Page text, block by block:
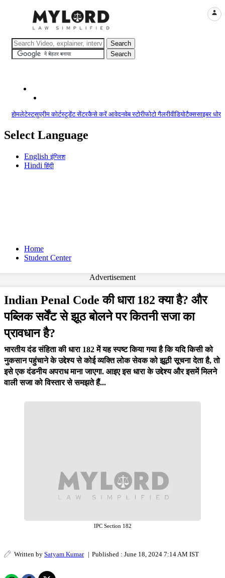
होमलेटेस्टसुप्रीम कोर्टस्टूडेंट सेंटरकैसे करें आवेदनवेब स्टोरीफोटो गैलरीवीडियोटैक्ससाइबर
Select Language
Englishइंग्लिश
Hindiहिंदी
Home
Student Center
Advertisement
Indian Penal Code की धारा 182 क्या है? और
पब्लिक सर्वेंट से झूठ बोलने पर कितनी सजा का
प्रावधान है?
भारतीय दंड संहिता की धारा 182 में यह स्पष्ट किया गया है कि यदि किसी को
नुकसान पहुंचाने के उद्देश्य से कोई व्यक्ति लोक सेवक को झूठी सूचना देता है, तो
इसे एक दंडनीय अपराध माना जाएगा. आइए इस धारा के उद्देश्य और इसमें मिलने
वाली सजा को विस्तार से समझते हैं...
IPC Section 182
Written by Satyam Kumar | Published : June 18, 2024 7:14 AM IST